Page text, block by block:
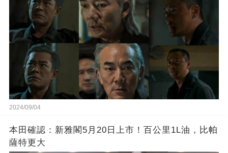
2024/09/04
本田確認：新雅閣5月20日上市！百公里1L油，比帕
薩特更大